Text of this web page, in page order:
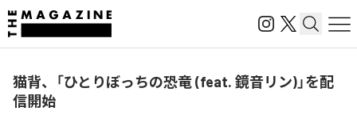
猫背、「ひとりぼっちの恐竜 (feat. 鏡音リン)」を配
信開始